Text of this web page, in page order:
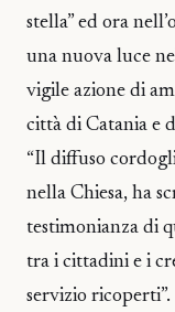
stella” ed ora
una nuova luce
vigile azione di
città di Catania e
“Il diffuso
nella Chiesa, ha
testimonianza di
tra i cittadini e i
servizio ricoperti”.